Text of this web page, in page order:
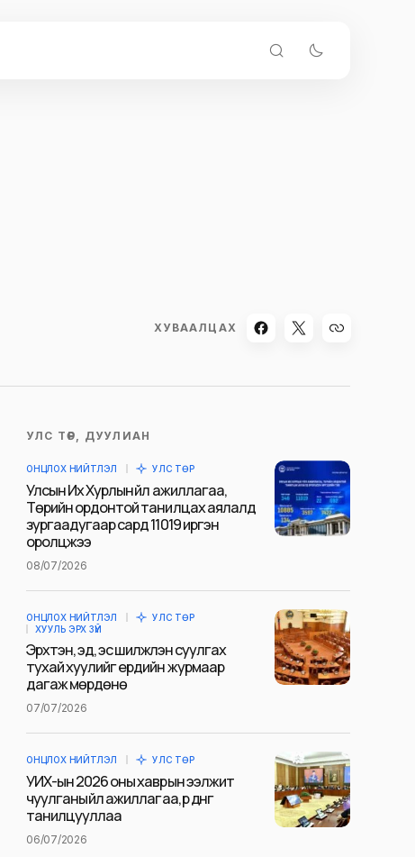
ХУВААЛЦАХ
УЛС ТӨР, ДУУЛИАН
ОНЦЛОХ НИЙТЛЭЛ УЛС ТӨР
Улсын Их Хурлын үйл ажиллагаа,
Төрийн ордонтой танилцах аялалд
зургаадугаар сард 11019 иргэн
оролцжээ
08/07/2026
ОНЦЛОХ НИЙТЛЭЛ
УЛС ТӨР
ХУУЛЬ ЭРХ ЗҮЙ
Эрхтэн, эд, эс шилжүүлэн суулгах
тухай хуулийг ердийн журмаар
дагаж мөрдөнө
07/07/2026
ОНЦЛОХ НИЙТЛЭЛ УЛС ТӨР
УИХ-ын 2026 оны хаврын ээлжит
чуулганы үйл ажиллагаа, үр дүнг
танилцууллаа
06/07/2026